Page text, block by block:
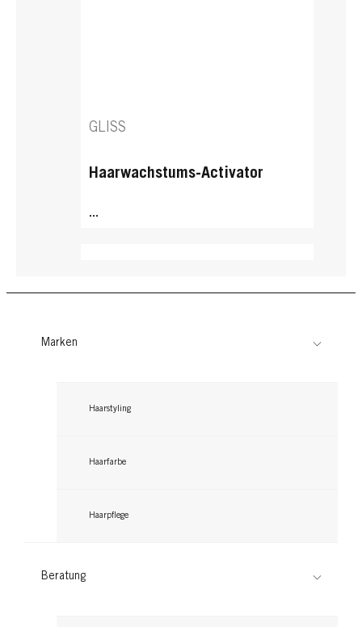
GLISS
Haarwachstums-Activator
...
GLISS
Marken
Haarstyling
Haarfarbe
Haarpflege
Beratung